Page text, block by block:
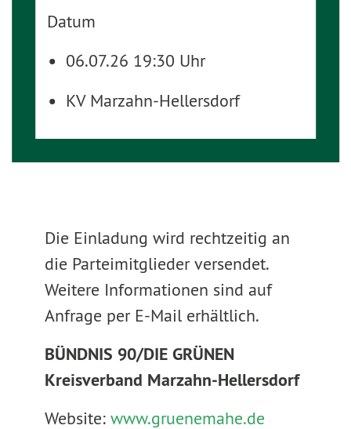
Datum
06.07.26 19:30 Uhr
KV Marzahn-Hellersdorf
Die Einladung wird rechtzeitig an
die Parteimitglieder versendet.
Weitere Informationen sind auf
Anfrage per E-Mail erhältlich.
BÜNDNIS 90/DIE GRÜNEN
Kreisverband Marzahn-Hellersdorf
Website: www.gruenemahe.de